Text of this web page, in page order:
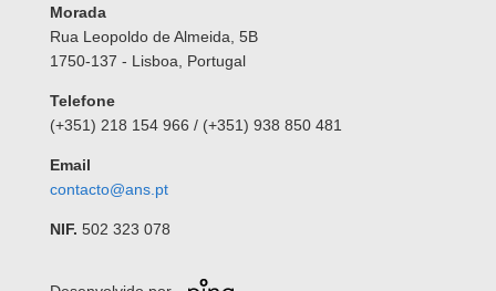
Morada
Rua Leopoldo de Almeida, 5B
1750-137 - Lisboa, Portugal
Telefone
(+351) 218 154 966 / (+351) 938 850 481
Email
contacto@ans.pt
NIF. 502 323 078